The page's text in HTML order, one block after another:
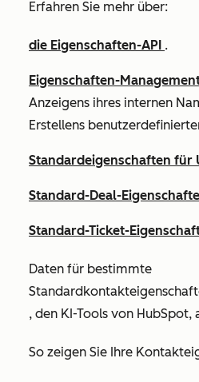
Erfahren Sie mehr über:
die Eigenschaften-API .
Eigenschaften-
Anzeigens ihres internen
Erstellens
Standardeigenschaften für
Standard-Deal-
Standard-Ticket-
Daten für bestimmte
, den KI-Tools von HubSpot,
So zeigen Sie Ihre